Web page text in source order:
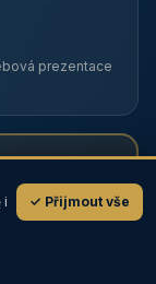
prezentace
zlatý odznak a
💬
i
✓ Přijmout vše